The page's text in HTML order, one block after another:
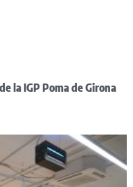
la IGP Poma de Girona